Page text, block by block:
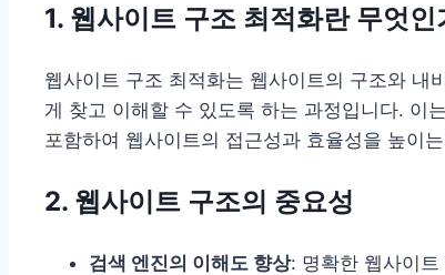
1. 웹사이트 구조 최적화란 무엇인
웹사이트 구조 최적화는 웹사이트의 구조와 내
게 찾고 이해할 수 있도록 하는 과정입니다. 이
포함하여 웹사이트의 접근성과 효율성을 높이
2. 웹사이트 구조의 중요성
검색 엔진의 이해도 향상: 명확한 웹사이